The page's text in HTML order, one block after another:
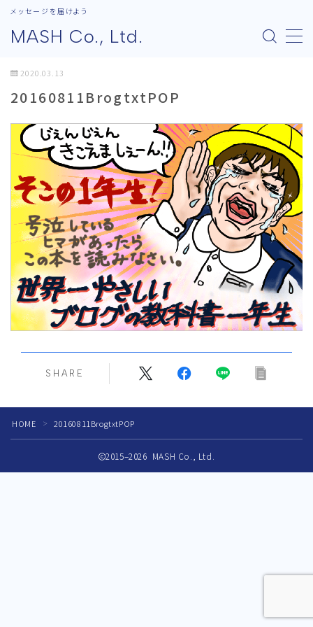
MASH Co., Ltd.
メッセージを届けよう
会社概要
代表あいさつ
パートナーシップ
業務内容
業務内容
ライティング実践講座
実践的キャリア設計講座
講演依頼
商業出版コンサルティング
メディア掲載
著作・監修
2020.03.13
20160811BrogtxtPOP
SHARE
HOME ＞ 20160811BrogtxtPOP
2015–2026 MASH Co., Ltd.